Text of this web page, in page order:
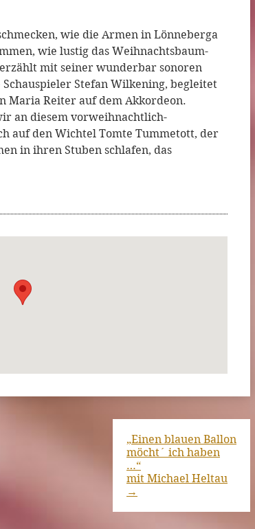
wie die Armen in Lönneberga
wie lustig das Weihnachtsbaum-
mit seiner wunderbar sonoren
Stefan Wilkening, begleitet
Maria Reiter auf dem Akkordeon.
an diesem vorweihnachtlich-
auf den Wichtel Tomte Tummetott, der
in ihren Stuben schlafen, das
„Einen blauen Ballon
möcht´ ich haben
…“
mit Michael Heltau
→